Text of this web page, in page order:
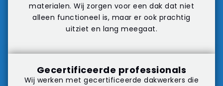
materialen. Wij zorgen voor een dak dat niet
alleen functioneel is, maar er ook prachtig
uitziet en lang meegaat.
Gecertificeerde professionals
Wij werken met gecertificeerde dakwerkers die